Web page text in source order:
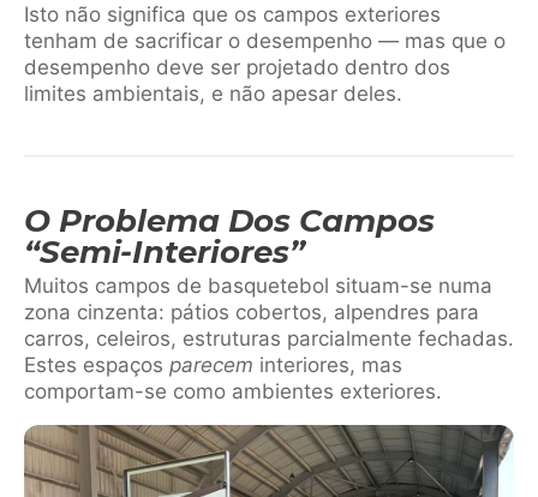
Isto não significa que os campos exteriores
tenham de sacrificar o desempenho — mas que o
desempenho deve ser projetado dentro dos
limites ambientais, e não apesar deles.
O Problema Dos Campos
“semi-Interiores”
Muitos campos de basquetebol situam-se numa
zona cinzenta: pátios cobertos, alpendres para
carros, celeiros, estruturas parcialmente fechadas.
Estes espaços parecem interiores, mas
comportam-se como ambientes exteriores.